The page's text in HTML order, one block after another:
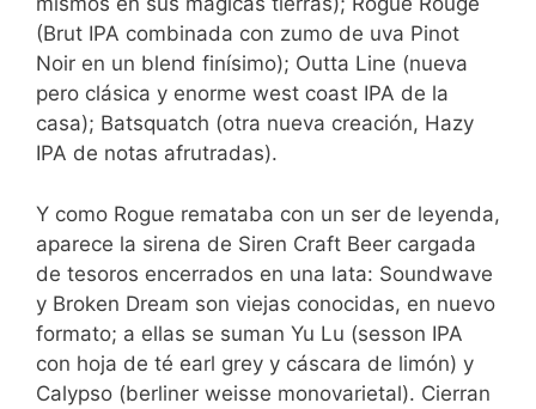
(Brut IPA combinada con zumo de uva Pinot
Noir en un blend finísimo); Outta Line (nueva
pero clásica y enorme west coast IPA de la
casa); Batsquatch (otra nueva creación, Hazy
IPA de notas afrutradas).
Y como Rogue remataba con un ser de leyenda,
aparece la sirena de Siren Craft Beer cargada
de tesoros encerrados en una lata: Soundwave
y Broken Dream son viejas conocidas, en nuevo
formato; a ellas se suman Yu Lu (sesson IPA
con hoja de té earl grey y cáscara de limón) y
Calypso (berliner weisse monovarietal). Cierran